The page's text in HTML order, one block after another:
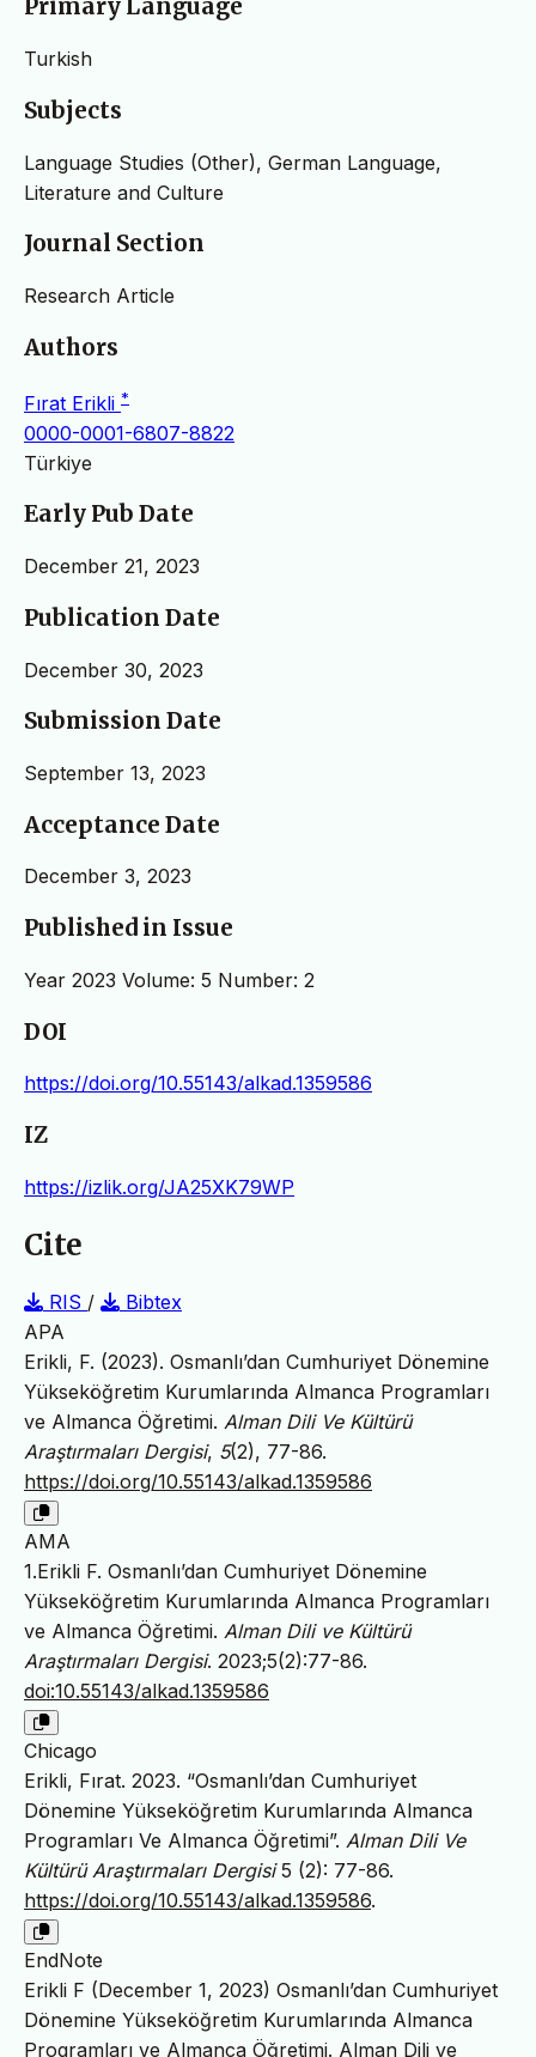
Primary Language
Turkish
Subjects
Language Studies (Other), German Language,
Literature and Culture
Journal Section
Research Article
Authors
Fırat Erikli *
0000-0001-6807-8822
Türkiye
Early Pub Date
December 21, 2023
Publication Date
December 30, 2023
Submission Date
September 13, 2023
Acceptance Date
December 3, 2023
Published in Issue
Year 2023 Volume: 5 Number: 2
DOI
https://doi.org/10.55143/alkad.1359586
IZ
https://izlik.org/JA25XK79WP
Cite
RIS /
Bibtex
APA
Erikli, F. (2023). Osmanlı’dan Cumhuriyet Dönemine
Yükseköğretim Kurumlarında Almanca Programları
ve Almanca Öğretimi. Alman Dili Ve Kültürü
Araştırmaları Dergisi, 5(2), 77-86.
https://doi.org/10.55143/alkad.1359586
AMA
1.Erikli F. Osmanlı’dan Cumhuriyet Dönemine
Yükseköğretim Kurumlarında Almanca Programları
ve Almanca Öğretimi. Alman Dili ve Kültürü
Araştırmaları Dergisi. 2023;5(2):77-86.
doi:10.55143/alkad.1359586
Chicago
Erikli, Fırat. 2023. “Osmanlı’dan Cumhuriyet
Dönemine Yükseköğretim Kurumlarında Almanca
Programları Ve Almanca Öğretimi”. Alman Dili Ve
Kültürü Araştırmaları Dergisi5 (2): 77-86.
https://doi.org/10.55143/alkad.1359586.
EndNote
Erikli F (December 1, 2023) Osmanlı’dan Cumhuriyet
Dönemine Yükseköğretim Kurumlarında Almanca
Programları ve Almanca Öğretimi. Alman Dili ve